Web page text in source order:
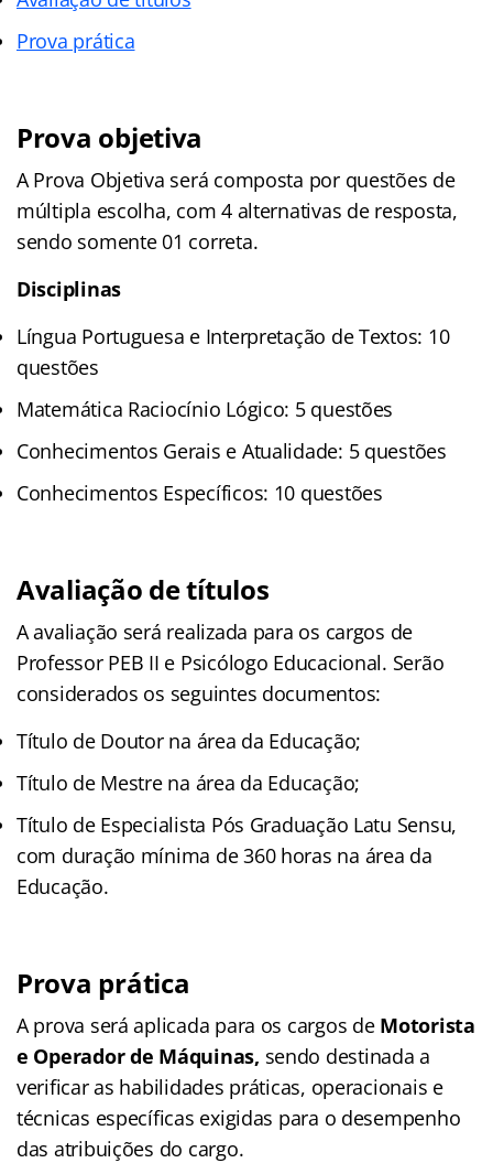
Prova prática
Prova objetiva
A Prova Objetiva será composta por questões de
múltipla escolha, com 4 alternativas de resposta,
sendo somente 01 correta.
Disciplinas
Língua Portuguesa e Interpretação de Textos: 10
questões
Matemática Raciocínio Lógico: 5 questões
Conhecimentos Gerais e Atualidade: 5 questões
Conhecimentos Específicos: 10 questões
Avaliação de títulos
A avaliação será realizada para os cargos de
Professor PEB II e Psicólogo Educacional. Serão
considerados os seguintes documentos:
Título de Doutor na área da Educação;
Título de Mestre na área da Educação;
Título de Especialista Pós Graduação Latu Sensu,
com duração mínima de 360 horas na área da
Educação.
Prova prática
A prova será aplicada para os cargos deMotorista
e Operador de Máquinas, sendo destinada a
verificar as habilidades práticas, operacionais e
técnicas específicas exigidas para o desempenho
das atribuições do cargo.